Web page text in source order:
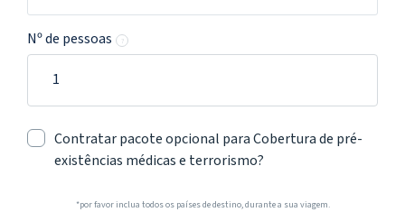
Nº de pessoas ?
Contratar pacote opcional para Cobertura de pré-
existências médicas e terrorismo?
*por favor inclua todos os países de destino, durante a sua viagem.